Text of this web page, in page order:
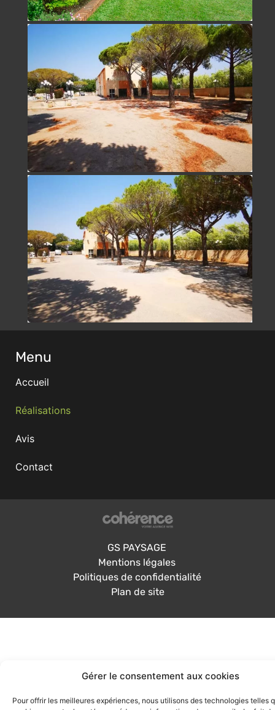
Gérer le consentement aux cookies
Pour offrir les meilleures expériences, nous utilisons des technologies telles
Menu
Accueil
Réalisations
Avis
Contact
GS PAYSAGE
Mentions légales
Politiques de confidentialité
Plan de site